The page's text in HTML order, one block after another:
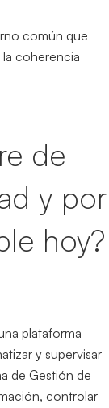
común que
coherencia
de
y por
hoy?
plataforma
y supervisar
de Gestión de
controlar